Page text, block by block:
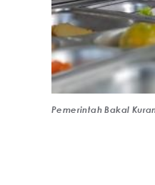
Pemerintah Bakal